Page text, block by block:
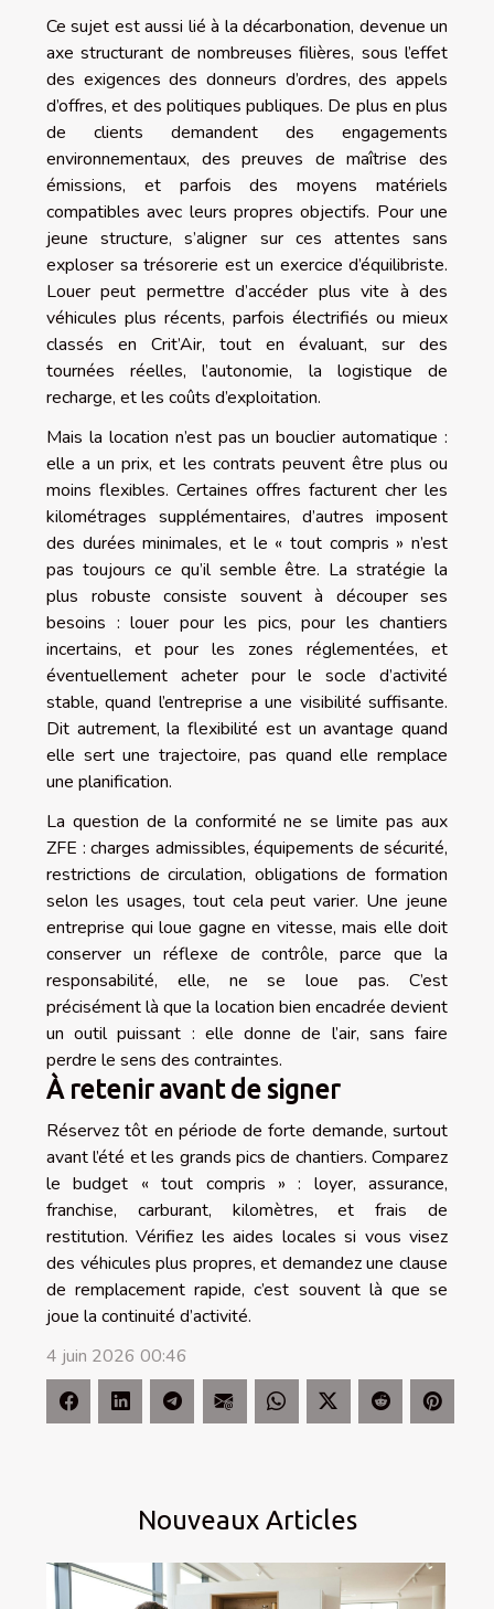
Ce sujet est aussi lié à la décarbonation, devenue un
axe structurant de nombreuses filières, sous l’effet
des exigences des donneurs d’ordres, des appels
d’offres, et des politiques publiques. De plus en plus
de clients demandent des engagements
environnementaux, des preuves de maîtrise des
émissions, et parfois des moyens matériels
compatibles avec leurs propres objectifs. Pour une
jeune structure, s’aligner sur ces attentes sans
exploser sa trésorerie est un exercice d’équilibriste.
Louer peut permettre d’accéder plus vite à des
véhicules plus récents, parfois électrifiés ou mieux
classés en Crit’Air, tout en évaluant, sur des
tournées réelles, l’autonomie, la logistique de
recharge, et les coûts d’exploitation.
Mais la location n’est pas un bouclier automatique :
elle a un prix, et les contrats peuvent être plus ou
moins flexibles. Certaines offres facturent cher les
kilométrages supplémentaires, d’autres imposent
des durées minimales, et le « tout compris » n’est
pas toujours ce qu’il semble être. La stratégie la
plus robuste consiste souvent à découper ses
besoins : louer pour les pics, pour les chantiers
incertains, et pour les zones réglementées, et
éventuellement acheter pour le socle d’activité
stable, quand l’entreprise a une visibilité suffisante.
Dit autrement, la flexibilité est un avantage quand
elle sert une trajectoire, pas quand elle remplace
une planification.
La question de la conformité ne se limite pas aux
ZFE : charges admissibles, équipements de sécurité,
restrictions de circulation, obligations de formation
selon les usages, tout cela peut varier. Une jeune
entreprise qui loue gagne en vitesse, mais elle doit
conserver un réflexe de contrôle, parce que la
responsabilité, elle, ne se loue pas. C’est
précisément là que la location bien encadrée devient
un outil puissant : elle donne de l’air, sans faire
perdre le sens des contraintes.
À retenir avant de signer
Réservez tôt en période de forte demande, surtout
avant l’été et les grands pics de chantiers. Comparez
le budget « tout compris » : loyer, assurance,
franchise, carburant, kilomètres, et frais de
restitution. Vérifiez les aides locales si vous visez
des véhicules plus propres, et demandez une clause
de remplacement rapide, c’est souvent là que se
joue la continuité d’activité.
4 juin 2026 00:46
Nouveaux Articles